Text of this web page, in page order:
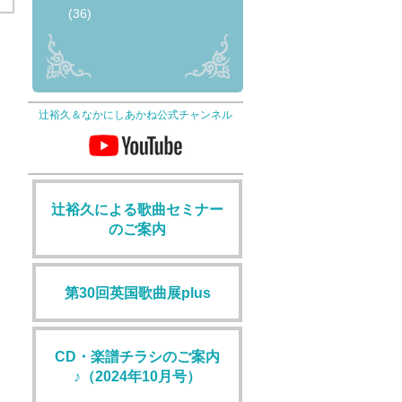
(36)
辻裕久＆なかにしあかね公式チャンネル
辻裕久による歌曲セミナー
のご案内
第30回英国歌曲展plus
CD・楽譜チラシのご案内
♪（2024年10月号）